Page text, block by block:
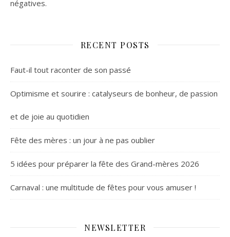
négatives.
RECENT POSTS
Faut-il tout raconter de son passé
Optimisme et sourire : catalyseurs de bonheur, de passion
et de joie au quotidien
Fête des mères : un jour à ne pas oublier
5 idées pour préparer la fête des Grand-mères 2026
Carnaval : une multitude de fêtes pour vous amuser !
NEWSLETTER